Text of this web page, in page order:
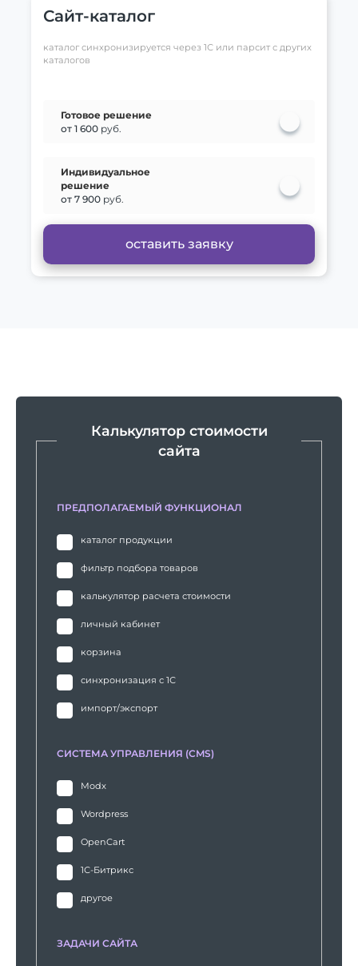
Сайт-каталог
каталог синхронизируется через 1С или парсит с других
каталогов
Готовое решение
от 1 600 руб.
Индивидуальное
решение
от 7 900 руб.
оставить заявку
Калькулятор стоимости
сайта
ПРЕДПОЛАГАЕМЫЙ ФУНКЦИОНАЛ
каталог продукции
фильтр подбора товаров
калькулятор расчета стоимости
личный кабинет
корзина
синхронизация с 1С
импорт/экспорт
СИСТЕМА УПРАВЛЕНИЯ (CMS)
Modx
Wordpress
OpenCart
1С-Битрикс
другое
ЗАДАЧИ САЙТА